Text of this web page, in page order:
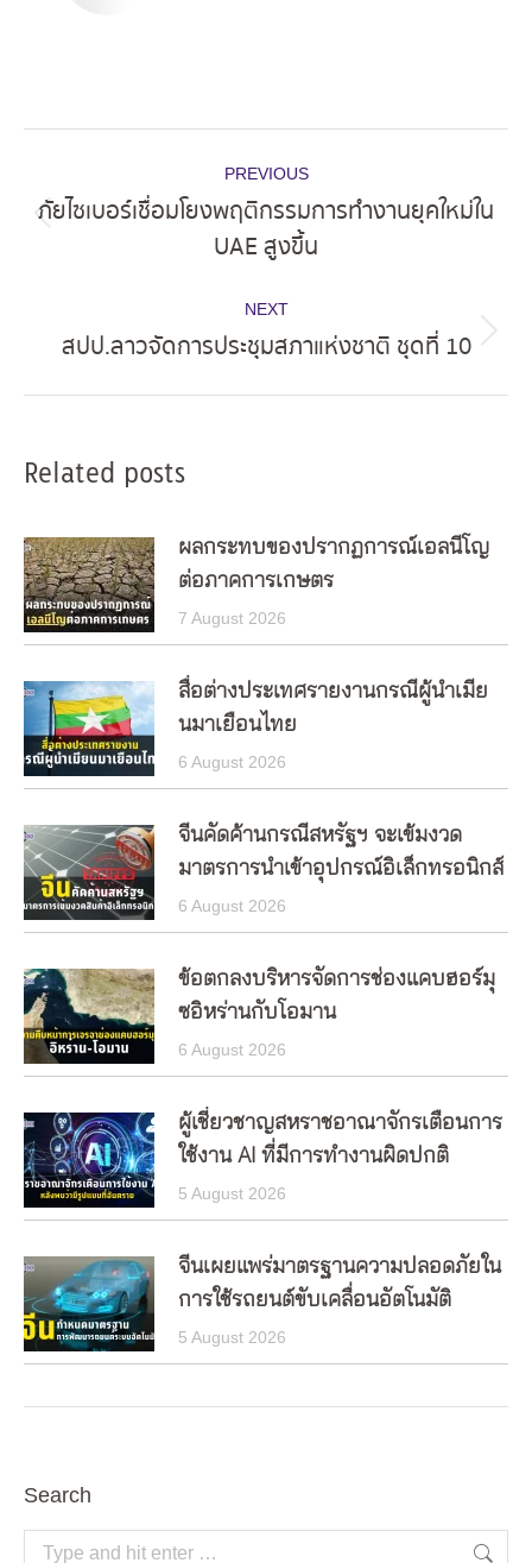
navigation
PREVIOUS
Previous
post:
ภัยไซเบอร์เชื่อมโยงพฤติกรรมการทำงานยุคใหม่ใน
UAE สูงขึ้น
NEXT
Next
สปป.ลาวจัดการประชุมสภาแห่งชาติ ชุดที่ 10
Related posts
ผลกระทบของปรากฏการณ์เอลนีโญ
ต่อภาคการเกษตร
7 August 2026
สื่อต่างประเทศรายงานกรณีผู้นำเมีย
นมาเยือนไทย
6 August 2026
จีนคัดค้านกรณีสหรัฐฯ จะเข้มงวด
มาตรการนำเข้าอุปกรณ์อิเล็กทรอนิกส์
6 August 2026
ข้อตกลงบริหารจัดการช่องแคบฮอร์มุ
ซอิหร่านกับโอมาน
6 August 2026
ผู้เชี่ยวชาญสหราชอาณาจักรเตือนการ
ใช้งาน AI ที่มีการทำงานผิดปกติ
5 August 2026
จีนเผยแพร่มาตรฐานความปลอดภัยใน
การใช้รถยนต์ขับเคลื่อนอัตโนมัติ
5 August 2026
Search
Search: